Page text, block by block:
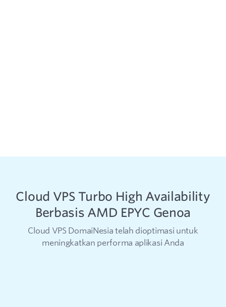
Cloud VPS Turbo High Availability
Berbasis AMD EPYC Genoa
Cloud VPS DomaiNesia telah dioptimasi untuk
meningkatkan performa aplikasi Anda